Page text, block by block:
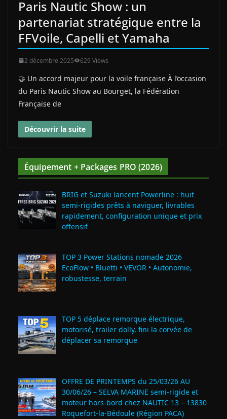
Paris Nautic Show : un
partenariat stratégique entre la
FFVoile, Capelli et Yamaha
2 décembre 2025 629 Views
🤝 Un accord majeur pour la voile française À l’occasion
du Paris Nautic Show au Bourget, la Fédération
Française de
Découvrir la suite
Équipement + Packages PRO (2026)
BRIG et Suzuki lancent Powerline : huit
semi‑rigides prêts à naviguer, livrables
rapidement, configuration unique et prix
offensif
TOP 3 Power Stations nomade 2026
EcoFlow • Bluetti • VEVOR • Autonomie,
robustesse, terrain
TOP 5 déplace remorque électrique,
motorisé, trailer dolly, fini la corvée de
déplacer sa remorque
OFFRE DE PRINTEMPS du 25/03/26 AU
30/06/26 – SELVA MARINE semi-rigide et
moteur hors-bord chez NAUTIC 13 – 13830
Roquefort‑la‑Bédoule (Région PACA)